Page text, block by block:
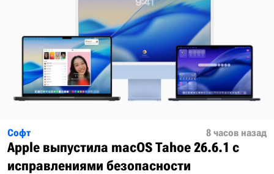
Софт 8 часов назад
Apple выпустила macOS Tahoe 26.6.1 с
исправлениями безопасности